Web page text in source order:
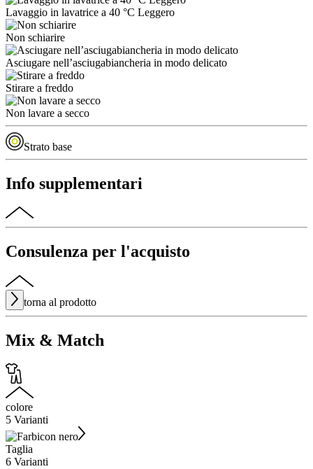
Lavaggio in lavatrice a 40 °C Leggero
Non schiarire
Asciugare nell’asciugabiancheria in modo delicato
Stirare a freddo
Non lavare a secco
Strato base
Info supplementari
Consulenza per l'acquisto
torna al prodotto
Mix & Match
colore
5 Varianti
Taglia
6 Varianti